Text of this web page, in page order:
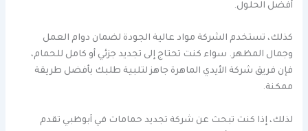
أفضل الحلول.
كذلك، تستخدم الشركة مواد عالية الجودة لضمان دوام العمل
وجمال المظهر. سواء كنت تحتاج إلى تجديد جزئي أو كامل للحمام،
فإن فريق شركة الأيدي الماهرة جاهز لتلبية طلبك بأفضل طريقة
ممكنة.
لذلك، إذا كنت تبحث عن شركة تجديد حمامات في أبوظبي تقدم